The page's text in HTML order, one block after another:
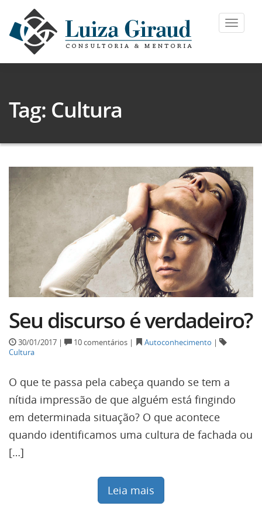
Toggle
Tag: Cultura
Seu discurso é verdadeiro?
30/01/2017 | 10 comentários | Autoconhecimento |
Cultura
O que te passa pela cabeça quando se tem a
nítida impressão de que alguém está fingindo
em determinada situação? O que acontece
quando identificamos uma cultura de fachada ou
[…]
Leia mais